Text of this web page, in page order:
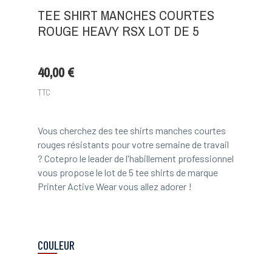
TEE SHIRT MANCHES COURTES
ROUGE HEAVY RSX LOT DE 5
40,00 €
TTC
Vous cherchez des tee shirts manches courtes
rouges résistants pour votre semaine de travail
? Cotepro le leader de l'habillement professionnel
vous propose le lot de 5 tee shirts de marque
Printer Active Wear vous allez adorer !
COULEUR